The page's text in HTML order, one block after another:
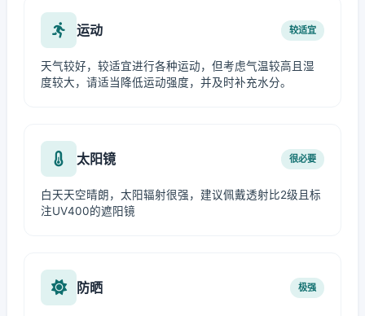
运动 较适宜
天气较好，较适宜进行各种运动，但考虑气温较高且湿
度较大，请适当降低运动强度，并及时补充水分。
太阳镜 很必要
白天天空晴朗，太阳辐射很强，建议佩戴透射比2级且标
注UV400的遮阳镜
防晒 极强